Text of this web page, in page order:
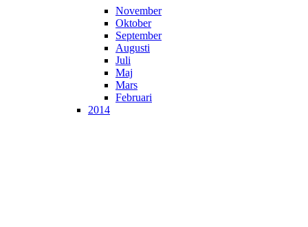
November
Oktober
September
Augusti
Juli
Maj
Mars
Februari
2014